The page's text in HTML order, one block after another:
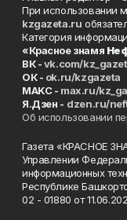
При использовании
kzgazeta.ru
Категория
«Красное знамя
ВК -vk.com/
ОК - ok.ru/kzgazeta
MAKC - max.ru/
Я.Дзен - dzen.ru/
Об использовании
Газета «КРАСНОЕ
Управлении
информационных
Республике
02 - 01880 от